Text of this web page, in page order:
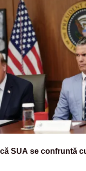
SUA se confruntă